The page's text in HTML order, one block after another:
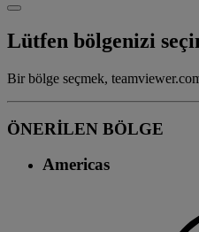
Lütfen bölgenizi
Bir bölge seçmek,
ÖNERİLEN BÖLGE
Americas